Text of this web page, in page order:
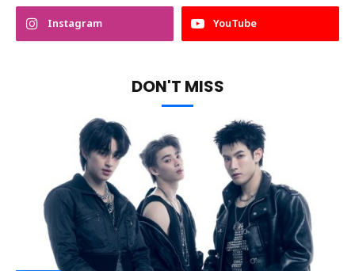
Instagram YouTube
DON'T MISS